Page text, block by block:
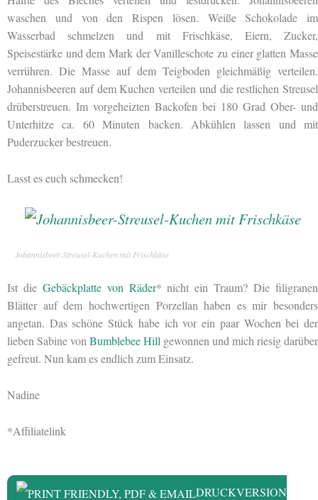
waschen und von den Rispen lösen. Weiße Schokolade im
Wasserbad schmelzen und mit Frischkäse, Eiern, Zucker,
Speisestärke und dem Mark der Vanilleschote zu einer glatten Masse
verrühren. Die Masse auf dem Teigboden gleichmäßig verteilen.
Johannisbeeren auf dem Kuchen verteilen und die restlichen Streusel
drüberstreuen. Im vorgeheizten Backofen bei 180 Grad Ober- und
Unterhitze ca. 60 Minuten backen. Abkühlen lassen und mit
Puderzucker bestreuen.
Lasst es euch schmecken!
Johannisbeer-Streusel-Kuchen mit Frischkäse
Ist die Gebäckplatte von Räder* nicht ein Traum? Die filigranen
Blätter auf dem hochwertigen Porzellan haben es mir besonders
angetan. Das schöne Stück habe ich vor ein paar Wochen bei der
lieben Sabine vonBumblebee Hill gewonnen und mich riesig darüber
gefreut. Nun kam es endlich zum Einsatz.
Nadine
*Affiliatelink
DRUCKVERSION